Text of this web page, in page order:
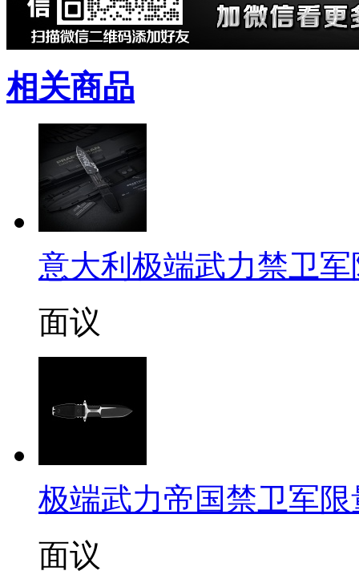
相关商品
意大利极端武力禁卫
面议
极端武力帝国禁卫军
面议